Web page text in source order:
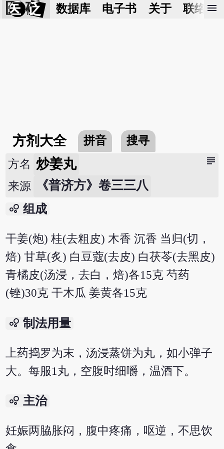
医 砭 数据库 电子书 关于 联络我
menu
方剂大全 拼音 搜寻
subject
方名 炒姜丸
来源 《普济方》卷三三八
bubble_chart 组成
干姜(炮) 桂(去粗皮) 木香 沉香 当归(切，
焙) 甘草(炙) 白豆蔻(去皮) 白茯苓(去黑皮)
青橘皮(汤浸，去白，焙)各15克 芍药
(锉)30克 干木瓜 姜黄各15克
bubble_chart 制法用量
上药捣罗为末，汤浸蒸饼为丸，如小弹子
大。每服1丸，空腹时细嚼，温酒下。
bubble_chart 主治
妊娠两脇胀闷，腹中疼痛，呕逆，不思饮